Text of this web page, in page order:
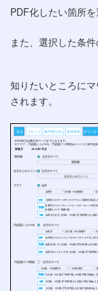
PDF化したい箇所を
また、選択した条
知りたいところに
されます。
戻る リセット 条件呼び出し 条件保存 ダウンロ
※PDF出力は最大50ページまでとなります。
※グラフ、汚染図(くらCON)、汚染図(フジ環境)は1ページに条件追加
探査月 2025年7月分
報告書 当月分すべて
報告書
当月まとめコメント 当月分すべて
当月まとめコメント
グラフ 全体
▼ ▼
虫選択 大分類・中分類選択
削除 虫選択:[コナチャタテ,チャタテムシ類(屋内発生
削除
虫選択:[チョウバエ,ノミバエ,ニセケバエ,ハエ目(
虫指数],エリア:[経路別]
削除 虫選択:[全て],大分類・中分類:[2号棟2階],小分類
汚染図(くらCON) 当月分すべて
▼ ▼
虫選択 大分類・中分類選択
削除 虫選択:[コクヌスト,ヒラタコクヌストモドキ],大
削除 虫選択:[全て],大分類・中分類:[2号棟1階],小分類
削除 虫選択:[コナチャタテ],大分類・中分類:[2号棟2
汚染図(フジ環境) 当月分すべて
▼ ▼
大分類・中分類選択 小分類選択 調
削除 大分類・中分類:[1号棟1階],小分類:[1階分類無し],
削除 大分類・中分類:[1号棟2階],小分類:[2階分類無し],
削除 大分類・中分類:[2号棟1階],小分類:[1階分類無し],